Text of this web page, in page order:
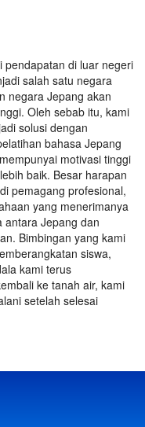
pendapatan di luar negeri
salah satu negara
negara Jepang akan
Oleh sebab itu, kami
solusi dengan
bahasa Jepang
motivasi tinggi
baik. Besar harapan
pemagang profesional,
yang menerimanya
antara Jepang dan
Bimbingan yang kami
siswa,
kami terus
ke tanah air, kami
setelah selesai